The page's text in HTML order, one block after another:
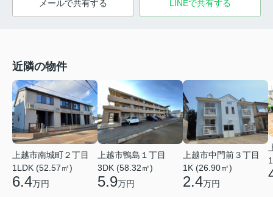
メールで共有する LINEで共有する
近隣の物件
上越市南城町２丁目
1LDK (52.57㎡)
6.4万円
上越市鴨島１丁目
3DK (58.32㎡)
5.9万円
上越市中門前３丁目
1K (26.90㎡)
2.4万円